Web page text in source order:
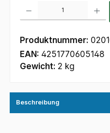
Produktnummer:
EAN: 4251770605148
Gewicht: 2 kg
Beschreibung